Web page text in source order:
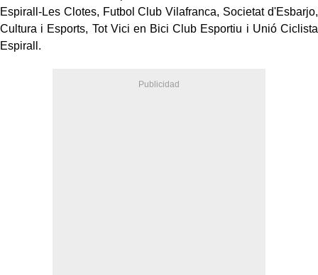
Espirall-Les Clotes, Futbol Club Vilafranca, Societat d'Esbarjo,
Cultura i Esports, Tot Vici en Bici Club Esportiu i Unió Ciclista
Espirall.